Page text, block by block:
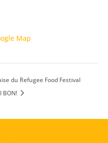
Map
du Refugee Food Festival
BON!